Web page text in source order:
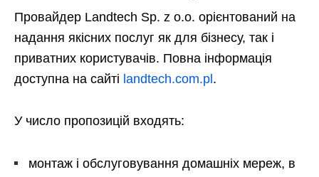
Провайдер Landtech Sp. z o.o. орієнтований на
надання якісних послуг як для бізнесу, так і
приватних користувачів. Повна інформація
доступна на сайті landtech.com.pl .
У число пропозицій входять:
монтаж і обслуговування домашніх мереж, в